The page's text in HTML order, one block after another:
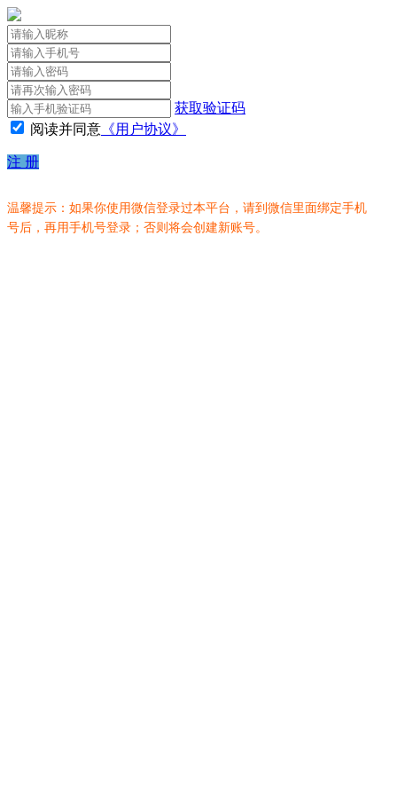
获取验证码
阅读并同意 《用户协议》
注 册
温馨提示：如果你使用微信登录过本平台，请到微信里面绑定手机
号后，再用手机号登录；否则将会创建新账号。